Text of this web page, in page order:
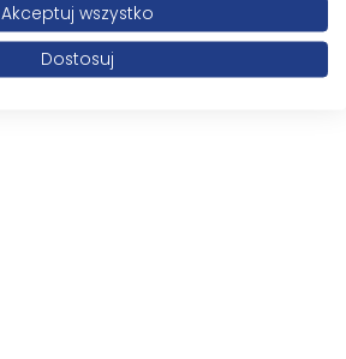
Akceptuj wszystko
Dostosuj